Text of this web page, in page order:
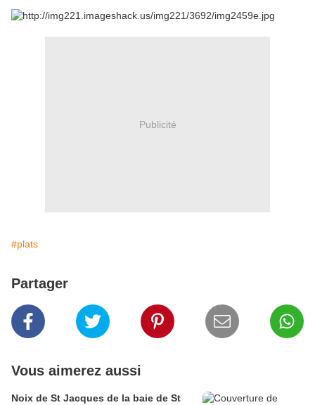
Publicité
#plats
Partager
Vous aimerez aussi
Noix de St Jacques de la baie de St